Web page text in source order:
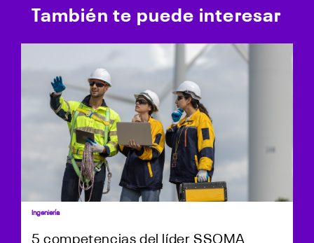
También te puede interesar
Ingeniería
5 competencias del líder SSOMA